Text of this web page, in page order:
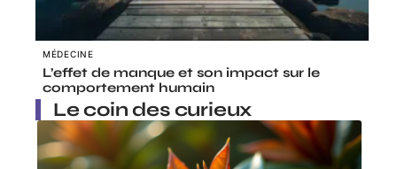
MÉDECINE
L’effet de manque et son impact sur le
comportement humain
Le coin des curieux